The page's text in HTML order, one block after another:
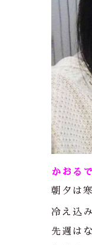
かおる
朝夕は
冷え込
先週は